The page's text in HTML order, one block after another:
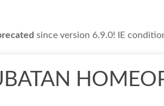
since version 6.9.0! IE